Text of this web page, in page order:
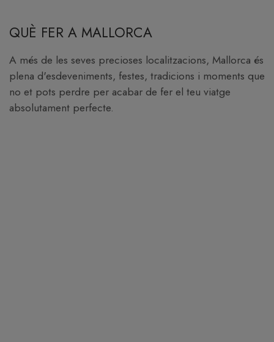
QUÈ FER A MALLORCA
A més de les seves precioses localitzacions, Mallorca és
plena d'esdeveniments, festes, tradicions i moments que
no et pots perdre per acabar de fer el teu viatge
absolutament perfecte.